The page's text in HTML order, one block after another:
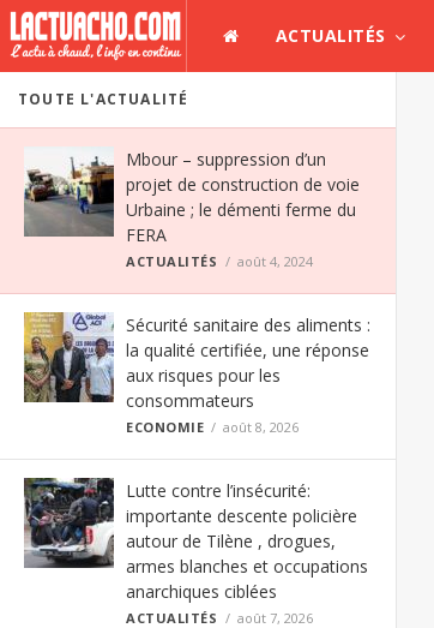
ACTUALITÉS
TOUTE L'ACTUALITÉ
Mbour – suppression d’un
projet de construction de voie
Urbaine ; le démenti ferme du
FERA
ACTUALITÉS août 4, 2024
Sécurité sanitaire des aliments :
la qualité certifiée, une réponse
aux risques pour les
consommateurs
ECONOMIE août 8, 2026
Lutte contre l’insécurité:
importante descente policière
autour de Tilène , drogues,
armes blanches et occupations
anarchiques ciblées
ACTUALITÉS août 7, 2026